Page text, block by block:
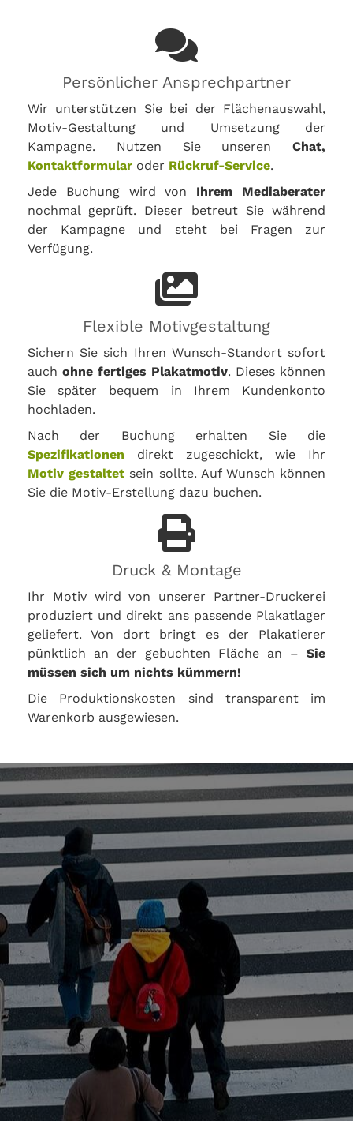
Persönlicher Ansprechpartner
Wir unterstützen Sie bei der Flächenauswahl,
Motiv-Gestaltung und Umsetzung der
Kampagne. Nutzen Sie unseren Chat,
Kontaktformular oder Rückruf-Service.
Jede Buchung wird von Ihrem Mediaberater
nochmal geprüft. Dieser betreut Sie während
der Kampagne und steht bei Fragen zur
Verfügung.
Flexible Motivgestaltung
Sichern Sie sich Ihren Wunsch-Standort sofort
auch ohne fertiges Plakatmotiv. Dieses können
Sie später bequem in Ihrem Kundenkonto
hochladen.
Nach der Buchung erhalten Sie die
Spezifikationen direkt zugeschickt, wie Ihr
Motiv gestaltet sein sollte. Auf Wunsch können
Sie die Motiv-Erstellung dazu buchen.
Druck & Montage
Ihr Motiv wird von unserer Partner-Druckerei
produziert und direkt ans passende Plakatlager
geliefert. Von dort bringt es der Plakatierer
pünktlich an der gebuchten Fläche an – Sie
müssen sich um nichts kümmern!
Die Produktionskosten sind transparent im
Warenkorb ausgewiesen.